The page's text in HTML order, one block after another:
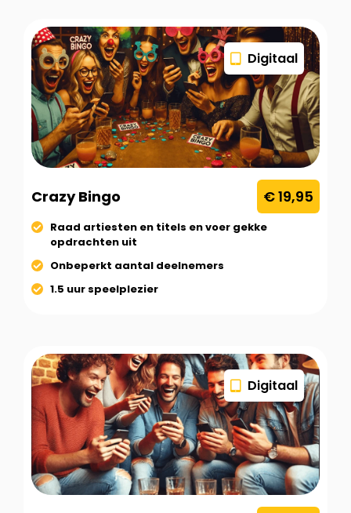
Digitaal
Crazy Bingo € 19,95
Raad artiesten en titels en voer gekke
opdrachten uit
Onbeperkt aantal deelnemers
1.5 uur speelplezier
Digitaal